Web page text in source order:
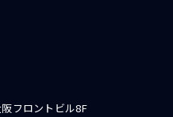
フロントビル8F